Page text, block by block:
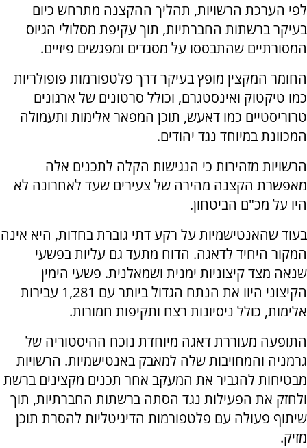
לפי הערכת הרשויות, תהליך ההקצנה מתרחש כיום
בעיקר ברשתות החברתיות, תוך עקיפת מסלולי הגיוס
המסורתיים שהתבססו על מסגדים ומפגשים פיזיים.
החומר המקצין מופץ בעיקר דרך פלטפורמות פופולריות
כמו טיקטוק ואינסטגרם, וכולל סרטונים של ארגונים
טרוריסטיים כמו דאעש, תוכן המפאר אלימות ותעמולה
המכוונת במיוחד נגד יהודים.
הרשויות מזהירות כי הנגישות הקלה לתכנים אלה
מאפשרת הקצנה מהירה של צעירים שעד לאחרונה לא
היו על מכ"ם הביטחון.
בעוד שהאנטישמיות על רקע דתי גוברת בחדות, היא אינה
המקור היחיד לדאגה. הדוח מתעד גם עליות בפשעי
שנאה מצד קיצוניות ימנית ושמאלנית. פשעי הימין
הקיצוני היוו את הנתח הגדול ביותר עם 1,281 עבירות
אלימות, כולל ניסיונות רצח ותקיפות חמורות.
התופעה מעוררת דאגה מיוחדת נוכח ההיסטוריה של
גרמניה והמחויבות שלה למאבק באנטישמיות. הרשויות
מבטיחות להגביר את המעקב אחר תכנים מקצינים ברשת
ולחזק את הפעילות נגד הסתה ברשתות החברתיות, תוך
שיתוף פעולה עם פלטפורמות הדיגיטליות להסרת תוכן
מזיק.